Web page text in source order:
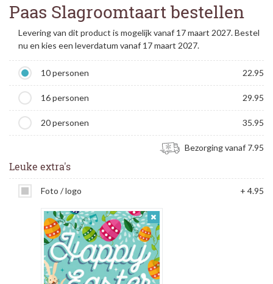
Paas Slagroomtaart bestellen
Levering van dit product is mogelijk vanaf 17 maart 2027. Bestel
nu en kies een leverdatum vanaf 17 maart 2027.
10 personen 22.95
16 personen 29.95
20 personen 35.95
Bezorging vanaf 7.95
Leuke extra's
Foto / logo + 4.95